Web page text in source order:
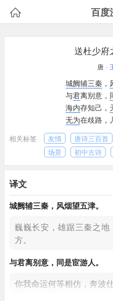
 百度
送杜少府
唐 ·
城阙辅三秦 ，
与君离别意，
海内存知己，
无为在歧路，
相关标签 友情 唐诗三百首
场景
初中古诗
译文
城阙辅三秦 ， 风烟望五津。
巍巍长安，雄踞三秦之地
方。
与君离别意， 同是宦游人。
你我命运何等相仿， 奔波